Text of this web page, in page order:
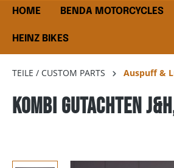
HOME BENDA MOTORCYCLES
HEINZ BIKES
TEILE / CUSTOM PARTS Auspuff &
Kombi Gutachten